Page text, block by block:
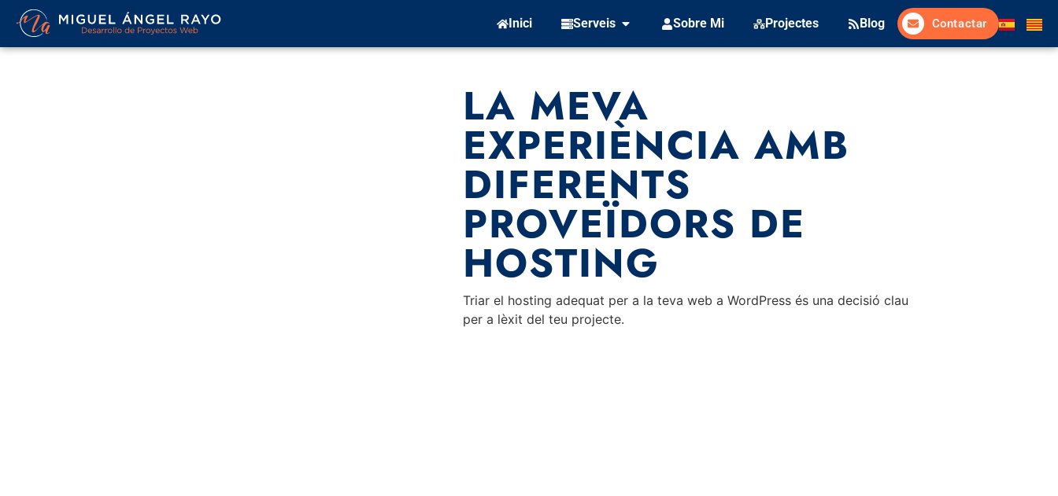
Inici Serveis Sobre Mi Projectes Blog Contactar
LA MEVA
EXPERIÈNCIA AMB
DIFERENTS
PROVEÏDORS DE
HOSTING
Triar el hosting adequat per a la teva web a WordPress és una decisió clau
per a lèxit del teu projecte.